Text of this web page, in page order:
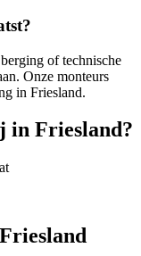
of technische
Onze monteurs
in Friesland.
in Friesland?
Friesland